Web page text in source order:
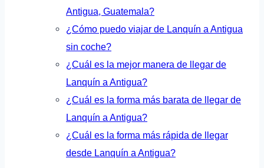
Antigua, Guatemala?
¿Cómo puedo viajar de Lanquín a Antigua
sin coche?
¿Cuál es la mejor manera de llegar de
Lanquín a Antigua?
¿Cuál es la forma más barata de llegar de
Lanquín a Antigua?
¿Cuál es la forma más rápida de llegar
desde Lanquín a Antigua?